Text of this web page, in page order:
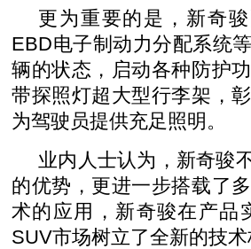
更为重要的是，新奇
EBD电子制动力分配系统
辆的状态，启动各种防护
带探照灯超大型行李架，
为驾驶员提供充足照明。
业内人士认为，新奇骏
的优势，更进一步搭载了
术的应用，新奇骏在产品
SUV市场树立了全新的技术